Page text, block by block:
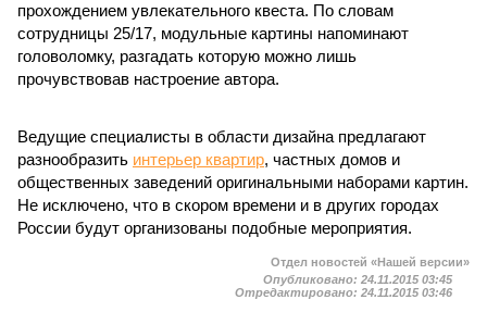
прохождением увлекательного квеста. По словам
сотрудницы 25/17, модульные картины напоминают
головоломку, разгадать которую можно лишь
прочувствовав настроение автора.
Ведущие специалисты в области дизайна предлагают
разнообразить интерьер квартир, частных домов и
общественных заведений оригинальными наборами картин.
Не исключено, что в скором времени и в других городах
России будут организованы подобные мероприятия.
Отдел новостей «Нашей версии»
Опубликовано: 24.11.2015 03:45
Отредактировано: 24.11.2015 03:46